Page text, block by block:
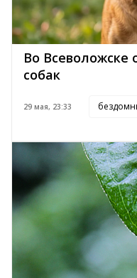
Во Всеволожске
собак
29 мая, 23:33